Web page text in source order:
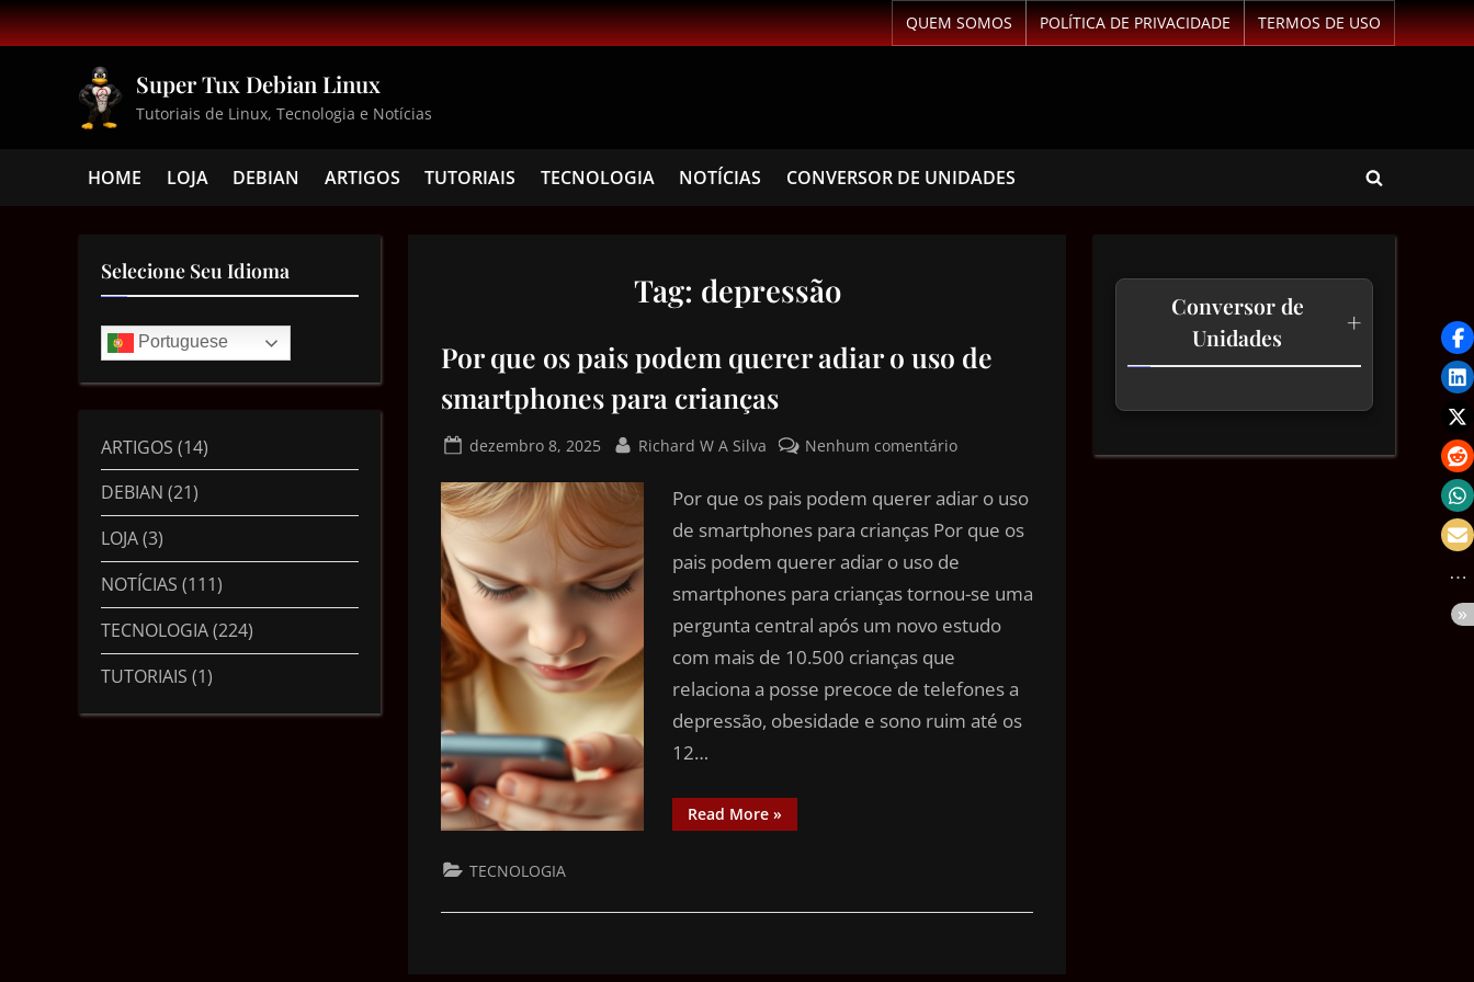
QUEM SOMOS POLÍTICA DE PRIVACIDADE TERMOS DE USO
Super Tux Debian Linux
Tutoriais de Linux, Tecnologia e Notícias
HOME LOJA DEBIAN ARTIGOS TUTORIAIS TECNOLOGIA NOTÍCIAS CONVERSOR DE UNIDADES
Tag: depressão
Por que os pais podem querer adiar o uso de
smartphones para crianças
dezembro 8, 2025 Richard W A Silva Nenhum comentário
Por que os pais podem querer adiar o uso
de smartphones para crianças Por que os
pais podem querer adiar o uso de
smartphones para crianças tornou-se uma
pergunta central após um novo estudo
com mais de 10.500 crianças que
relaciona a posse precoce de telefones a
depressão, obesidade e sono ruim até os
12…
Read More»
TECNOLOGIA
Selecione Seu Idioma
Portuguese
ARTIGOS (14)
DEBIAN (21)
LOJA(3)
NOTÍCIAS (111)
TECNOLOGIA(224)
TUTORIAIS (1)
Conversor de
Unidades
+
Comprimento